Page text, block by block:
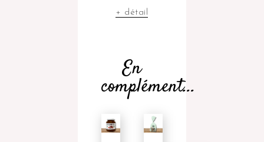
+ détail
En
complément...